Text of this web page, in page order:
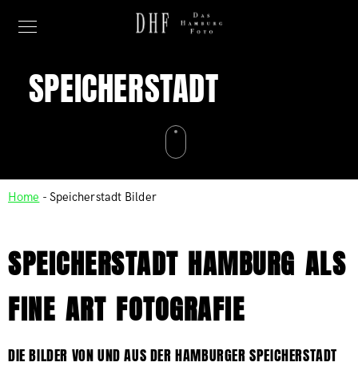
SPEICHERSTADT
Home - Speicherstadt Bilder
SPEICHERSTADT HAMBURG ALS
FINE ART FOTOGRAFIE
DIE BILDER VON UND AUS DER HAMBURGER SPEICHERSTADT